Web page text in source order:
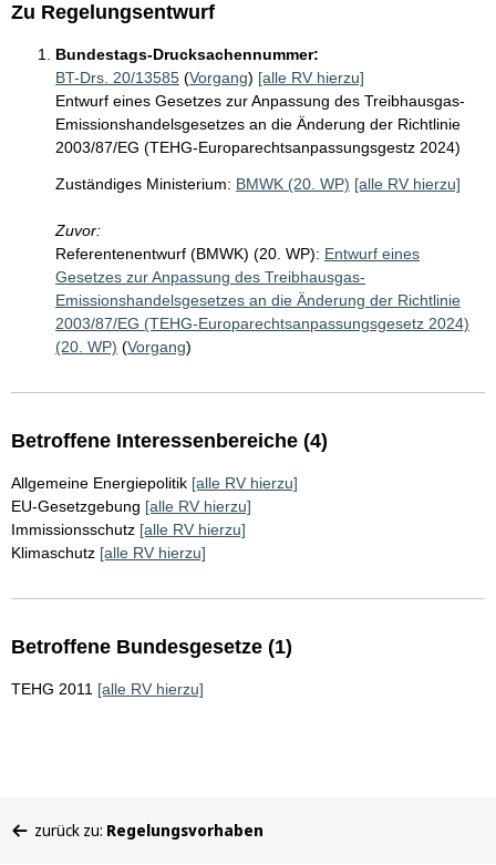
Zu Regelungsentwurf
Bundestags-Drucksachennummer:
BT-Drs. 20/13585 (Vorgang) [alle RV hierzu]
Entwurf eines Gesetzes zur Anpassung des Treibhausgas-
Emissionshandelsgesetzes an die Änderung der Richtlinie
2003/87/EG (TEHG-Europarechtsanpassungsgestz 2024)
Zuständiges Ministerium: BMWK (20. WP) [alle RV hierzu]
Zuvor:
Referentenentwurf (BMWK) (20. WP): Entwurf eines
Gesetzes zur Anpassung des Treibhausgas-
Emissionshandelsgesetzes an die Änderung der Richtlinie
2003/87/EG (TEHG-Europarechtsanpassungsgesetz 2024)
(20. WP) (Vorgang)
Betroffene Interessenbereiche (4)
Allgemeine Energiepolitik [alle RV hierzu]
EU-Gesetzgebung [alle RV hierzu]
Immissionsschutz [alle RV hierzu]
Klimaschutz [alle RV hierzu]
Betroffene Bundesgesetze (1)
TEHG 2011 [alle RV hierzu]
befinden
zurück zu: Regelungsvorhaben